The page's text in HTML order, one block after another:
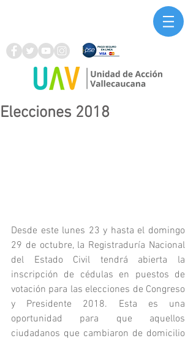
Elecciones 2018
Desde este lunes 23 y hasta el domingo
29 de octubre, la Registraduría Nacional
del Estado Civil tendrá abierta la
inscripción de cédulas en puestos de
votación para las elecciones de Congreso
y Presidente 2018. Esta es una
oportunidad para que aquellos
ciudadanos que cambiaron de domicilio